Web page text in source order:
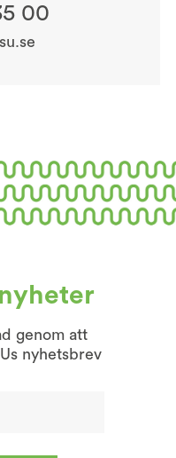
00
genom att
nyhetsbrev